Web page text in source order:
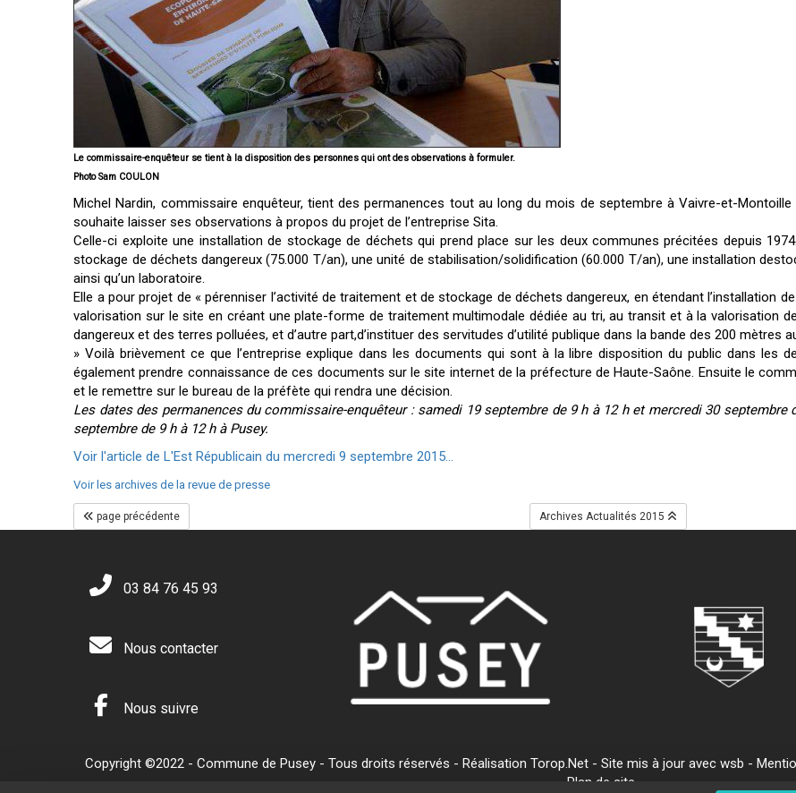
Le commissaire-enquêteur se tient à la disposition des personnes qui ont des observations à formuler.
Photo Sam COULON
Michel Nardin, commissaire enquêteur, tient des permanences tout au long du mois de septembre à Vaivre-et-
souhaite laisser ses observations à propos du projet de l’entreprise Sita.
Celle-ci exploite une installation de stockage de déchets qui prend place sur les deux communes précitées depuis
stockage de déchets dangereux (75.000 T/an), une unité de stabilisation/solidification (60.000 T/an), une installation
ainsi qu’un laboratoire.
Elle a pour projet de « pérenniser l’activité de traitement et de stockage de déchets dangereux, en étendant l’installation
valorisation sur le site en créant une plate-forme de traitement multimodale dédiée au tri, au transit et à la valorisation
dangereux et des terres polluées, et d’autre part,d’instituer des servitudes d’utilité publique dans la bande des 200 mètres
» Voilà brièvement ce que l’entreprise explique dans les documents qui sont à la libre disposition du public dans les
également prendre connaissance de ces documents sur le site internet de la préfecture de Haute-Saône. Ensuite le
et le remettre sur le bureau de la préfète qui rendra une décision.
Les dates des permanences du commissaire-enquêteur : samedi 19 septembre de 9 h à 12 h et mercredi 30
septembre de 9 h à 12 h à Pusey.
Voir l'article de L'Est Républicain du mercredi 9 septembre 2015...
Voir les archives de la revue de presse
page précédente Archives Actualités 2015
03 84 76 45 93
Nous contacter
Nous suivre
Copyright ©2022 - Commune de Pusey - Tous droits réservés - Réalisation Torop.Net - Site mis à jour avec wsb -
Plan de site